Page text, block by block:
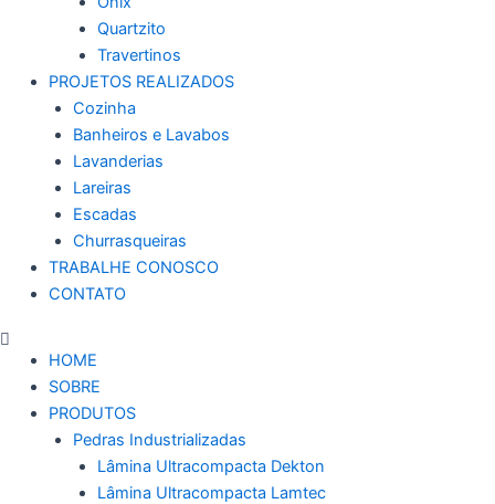
Quartzito
Travertinos
PROJETOS REALIZADOS
Cozinha
Banheiros e Lavabos
Lavanderias
Lareiras
Escadas
Churrasqueiras
TRABALHE CONOSCO
CONTATO
HOME
SOBRE
PRODUTOS
Pedras Industrializadas
Lâmina Ultracompacta Dekton
Lâmina Ultracompacta Lamtec